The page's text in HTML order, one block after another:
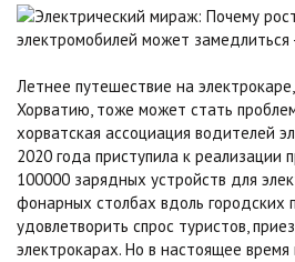
Летнее путешествие на
Хорватию, тоже может стать
хорватская ассоциация водителей
2020 года приступила к реализации
100000 зарядных устройств для
фонарных столбах вдоль городских
удовлетворить спрос туристов,
электрокарах. Но в настоящее время